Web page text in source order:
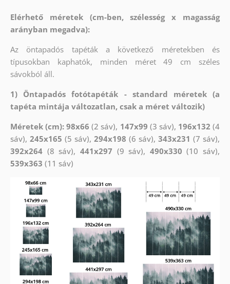
Elérhető méretek (cm-ben, szélesség x magasság
arányban megadva):
Az öntapadós tapéták a következő méretekben és
típusokban kaphatók, minden méret 49 cm széles
sávokból áll.
1) Öntapadós fotótapéták - standard méretek (a
tapéta mintája változatlan, csak a méret változik)
Méretek (cm): 98x66 (2 sáv), 147x99 (3 sáv), 196x132 (4
sáv), 245x165 (5 sáv),294x198 (6 sáv),343x231 (7 sáv),
392x264(8 sáv), 441x297 (9 sáv), 490x330 (10 sáv),
539x363 (11 sáv)